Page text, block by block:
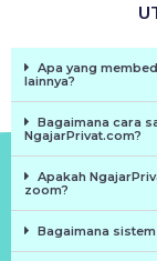
Apa yang
lainnya?
Bagaimana cara
NgajarPrivat.com?
Apakah
zoom?
Bagaimana